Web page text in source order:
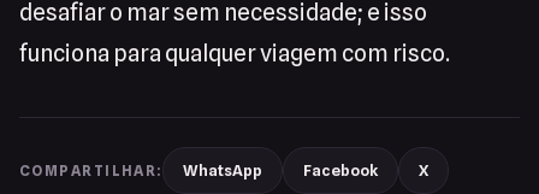
desafiar o mar sem necessidade; e isso
funciona para qualquer viagem com risco.
COMPARTILHAR: WhatsApp Facebook X